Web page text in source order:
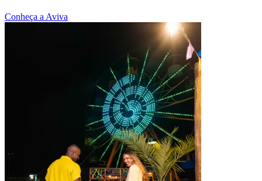
Conheça a Aviva